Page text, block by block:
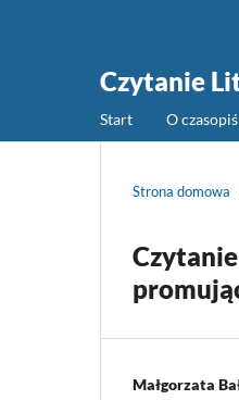
Czytanie
Start O
Strona domowa
Małgorzata